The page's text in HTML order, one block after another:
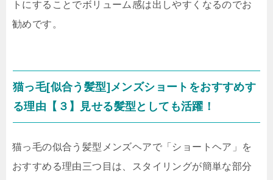
トにすることでボリューム感は出しやすくなるのでお
勧めです。
猫っ毛[似合う髪型]メンズショートをおすすめす
る理由【３】見せる髪型としても活躍！
猫っ毛の似合う髪型メンズヘアで「ショートヘア」を
おすすめる理由三つ目は、スタイリングが簡単な部分